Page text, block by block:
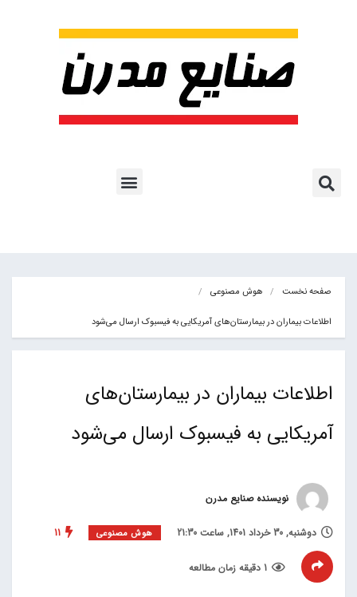
صفحه نخست هوش مصنوعی
اطلاعات بیماران در بیمارستان‌های آمریکایی به فیسبوک ارسال می‌شود
اطلاعات بیماران در بیمارستان‌های
آمریکایی به فیسبوک ارسال می‌شود
نویسنده صنایع مدرن
دوشنبه, 30 خرداد 1401, ساعت 21:30 هوش مصنوعی 11
1 دقیقه زمان مطالعه